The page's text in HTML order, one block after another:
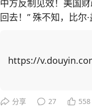
中方反制见效！美国
回去！” 殊不知，比尔
博弈找筹码，居然把矛头指向了中国
更加激发中国的爆发力！ 举例，CNN主持人曾询问科技禁令是否 “以一种奇怪
https://
分享 27 558